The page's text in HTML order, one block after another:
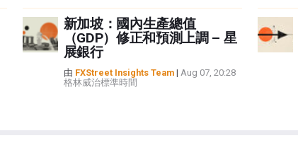
新加坡：國內生產總值
（GDP）修正和預測上調 – 星
展銀行
由 FXStreet Insights Team| Aug 07, 20:28
格林威治標準時間